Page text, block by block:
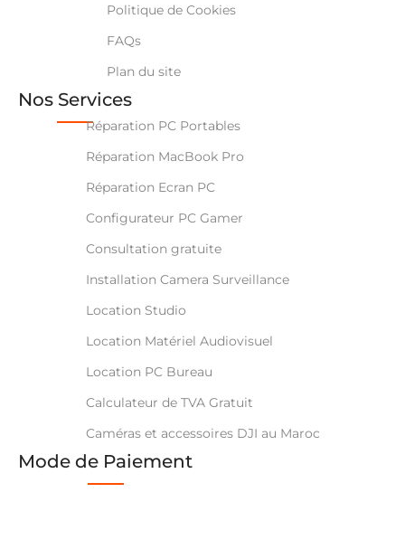
Politique de Cookies
FAQs
Plan du site
Nos Services
Réparation PC Portables
Réparation MacBook Pro
Réparation Ecran PC
Configurateur PC Gamer
Consultation gratuite
Installation Camera Surveillance
Location Studio
Location Matériel Audiovisuel
Location PC Bureau
Calculateur de TVA Gratuit
Caméras et accessoires DJI au Maroc
Mode de Paiement